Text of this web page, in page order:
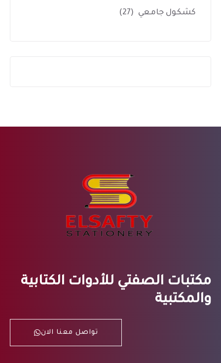
كشكول جامعي (27)
مكتبات الصفتي للأدوات الكتابية
والمكتبية
تواصل معنا الان